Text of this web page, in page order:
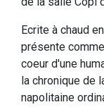
Ecrite à chaud
présente
coeur d'une
la chronique de
napolitaine